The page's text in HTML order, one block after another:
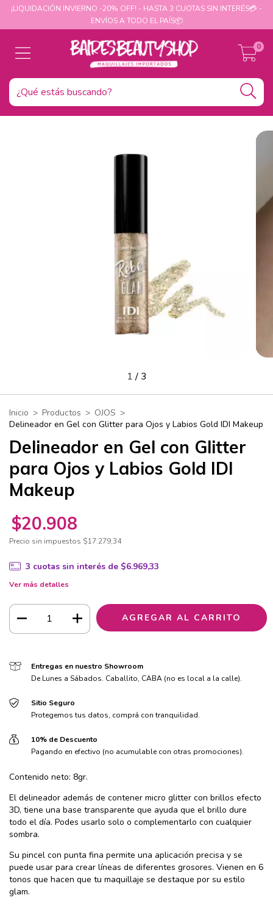
¡LIQUIDACIÓN INVIERNO -20% OFF! - HASTA 3 CUOTAS SIN INTERÉS💳 -
ENVÍOS A TODO EL PAÍS📦
0
1 / 3
Inicio > Productos > OJOS >
Delineador en Gel con Glitter para Ojos y Labios Gold IDI Makeup
Delineador en Gel con Glitter
para Ojos y Labios Gold IDI
Makeup
$20.908
Precio sin impuestos $17.279,34
3 cuotas sin interés de $6.969,33
Ver más detalles
Entregas en nuestro Showroom
De Lunes a Sábados. Caballito, CABA (no es local a la calle).
Sitio Seguro
Protegemos tus datos, comprá con tranquilidad.
10% de Descuento
Pagando en efectivo (no acumulable con otras promociones).
Contenido neto: 8gr.
El delineador además de contener micro glitter con brillos efecto
3D, tiene una base transparente que ayuda que el brillo dure
todo el día. Podes usarlo solo o complementarlo con cualquier
sombra.
Su pincel con punta fina permite una aplicación precisa y se
puede usar para crear líneas de diferentes grosores. Vienen en 6
tonos que hacen que tu maquillaje se destaque por su estilo
glam.